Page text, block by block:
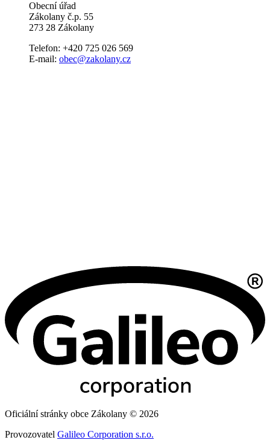
Obecní úřad
Zákolany č.p. 55
273 28 Zákolany
Telefon: +420 725 026 569
E-mail: obec@zakolany.cz
Oficiální stránky obce Zákolany © 2026
Provozovatel Galileo Corporation s.r.o.